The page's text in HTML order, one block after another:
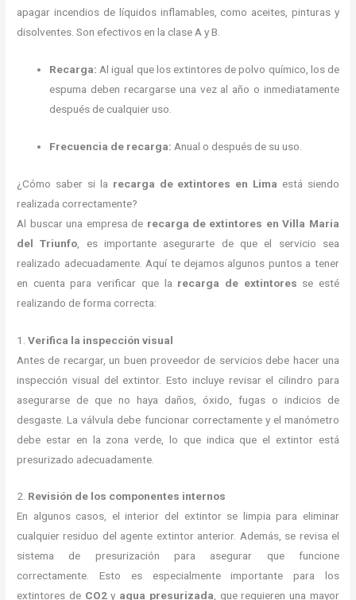
apagar incendios de líquidos inflamables, como aceites, pinturas y
disolventes. Son efectivos en la clase A y B.
Recarga: Al igual que los extintores de polvo químico, los de
espuma deben recargarse una vez al año o inmediatamente
después de cualquier uso.
Frecuencia de recarga: Anual o después de su uso.
¿Cómo saber si la recarga de extintores en Lima está siendo
realizada correctamente?
Al buscar una empresa de recarga de extintores en Villa Maria
del Triunfo , es importante asegurarte de que el servicio sea
realizado adecuadamente. Aquí te dejamos algunos puntos a tener
en cuenta para verificar que la recarga de extintores se esté
realizando de forma correcta:
1.Verifica la inspección visual
Antes de recargar, un buen proveedor de servicios debe hacer una
inspección visual del extintor. Esto incluye revisar el cilindro para
asegurarse de que no haya daños, óxido, fugas o indicios de
desgaste. La válvula debe funcionar correctamente y el manómetro
debe estar en la zona verde, lo que indica que el extintor está
presurizado adecuadamente.
2. Revisión de los componentes internos
En algunos casos, el interior del extintor se limpia para eliminar
cualquier residuo del agente extintor anterior. Además, se revisa el
sistema de presurización para asegurar que funcione
correctamente. Esto es especialmente importante para los
extintores de CO2y agua presurizada, que requieren una mayor